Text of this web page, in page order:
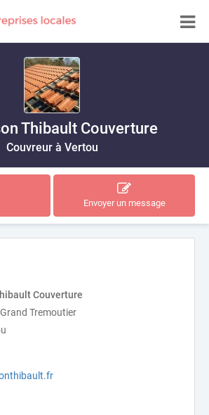
Thibault Couverture
Couvreur à Vertou
Envoyer un message
Couverture
Tremoutier